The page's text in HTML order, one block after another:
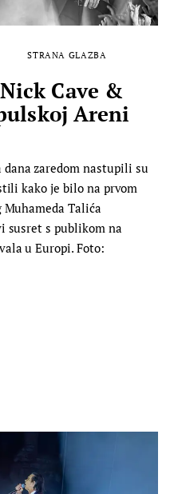
STRANA GLAZBA
Cave &
Areni
dana zaredom nastupili su
kako je bilo na prvom
Talića
susret s publikom na
u Europi. Foto: